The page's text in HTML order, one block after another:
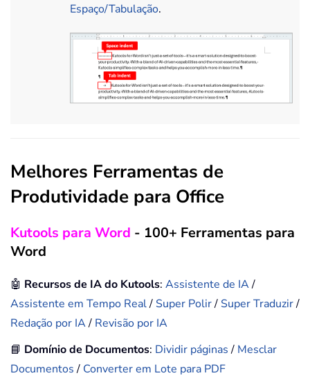
Espaço/Tabulação.
Melhores Ferramentas de
Produtividade para Office
Kutools para Word - 100+ Ferramentas para
Word
🤖 Recursos de IA do Kutools: Assistente de IA/
Assistente em Tempo Real/ Super Polir/ Super Traduzir/
Redação por IA/ Revisão por IA
📘 Domínio de Documentos: Dividir páginas/ Mesclar
Documentos/ Converter em Lote para PDF